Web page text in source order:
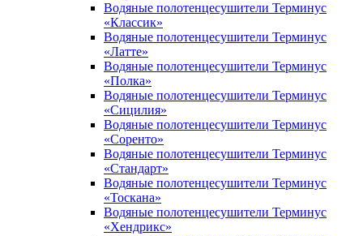
Водяные полотенцесушители Терминус
«Классик»
Водяные полотенцесушители Терминус
«Латте»
Водяные полотенцесушители Терминус
«Полка»
Водяные полотенцесушители Терминус
«Сицилия»
Водяные полотенцесушители Терминус
«Соренто»
Водяные полотенцесушители Терминус
«Стандарт»
Водяные полотенцесушители Терминус
«Тоскана»
Водяные полотенцесушители Терминус
«Хендрикс»